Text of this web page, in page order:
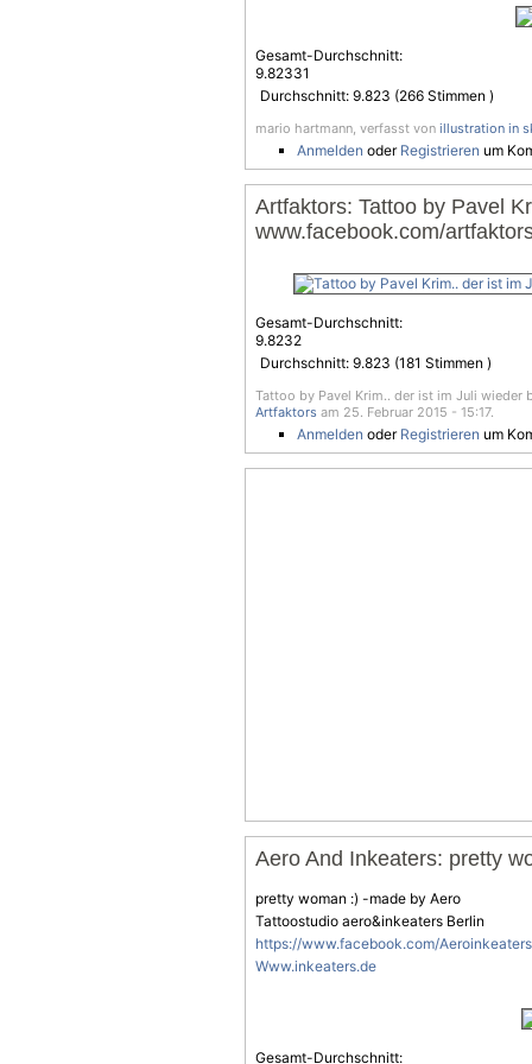
Gesamt-Durchschnitt:
9.82331
Durchschnitt: 9.823 (266 Stimmen )
mario hartmann, verfasst von illustration in
Anmelden oder Registrieren um
Artfaktors: Tattoo by Pavel
www.facebook.com/
Gesamt-Durchschnitt:
9.8232
Durchschnitt: 9.823 (181 Stimmen )
Tattoo by Pavel Krim.. der ist im Juli
Artfaktors am 25. Februar 2015 - 15:17.
Anmelden oder Registrieren um
Aero And Inkeaters: pretty
pretty woman :) -made by Aero
Tattoostudio aero&inkeaters Berlin
https://www.facebook.com/
Www.inkeaters.de
Gesamt-Durchschnitt: